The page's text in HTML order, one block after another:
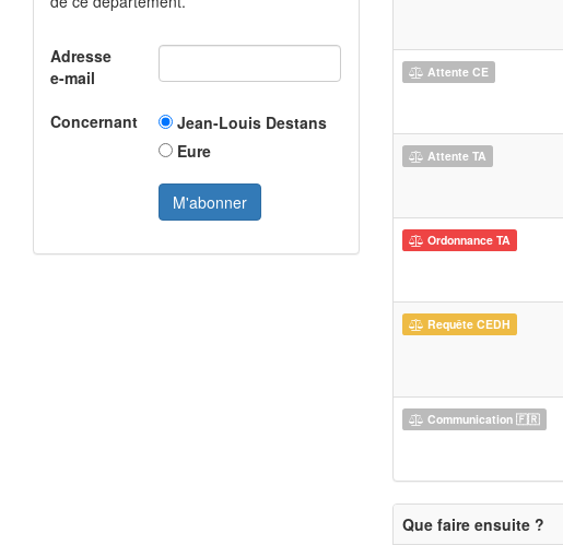
Adresse
e-mail
Concernant
Jean-Louis Destans
Eure
Attente CE
Attente TA
Ordonnance TA
Requête CEDH
Communication 🇫🇷
Que faire ensuite ?